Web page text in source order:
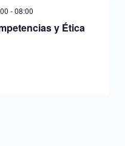
-08:00
y Ética